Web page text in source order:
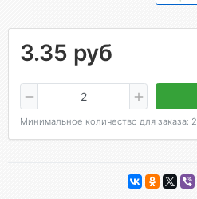
3.35 руб
Минимальное количество для заказа: 2